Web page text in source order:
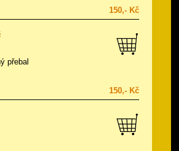
150,- Kč
přebal
150,- Kč